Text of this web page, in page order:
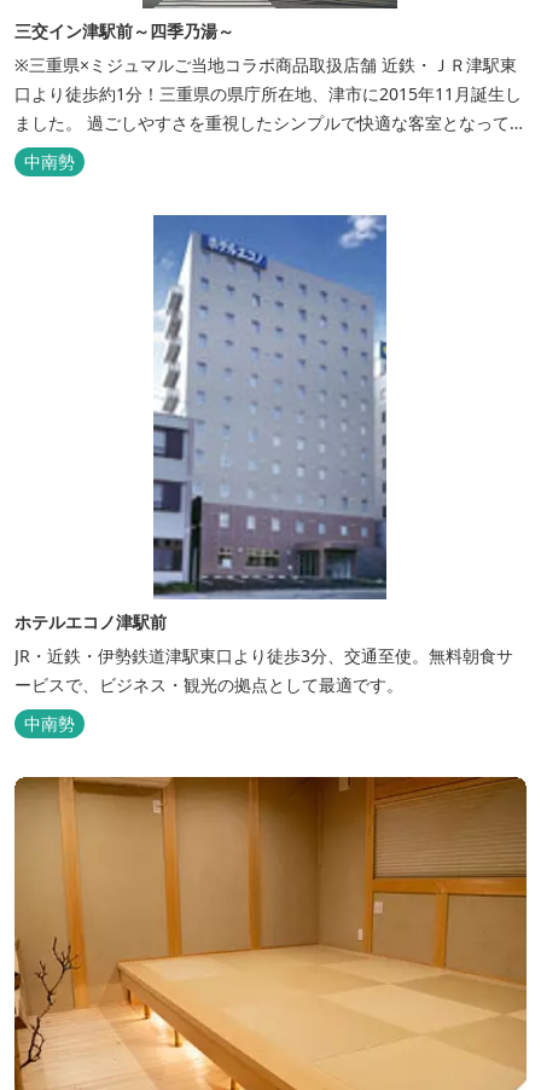
三交イン津駅前～四季乃湯～
※三重県×ミジュマルご当地コラボ商品取扱店舗 近鉄・ＪＲ津駅東
口より徒歩約1分！三重県の県庁所在地、津市に2015年11月誕生し
ました。 過ごしやすさを重視したシンプルで快適な客室となってお
り、ベッドはワイドなサイズで、羽毛布団をご用意。女性にやさし
いアメニティグッズを取り揃えており、連泊の方用にコインランド
リーもあります。 ご宿泊者専用の人工温泉大浴場「四季乃湯」で
中南勢
ホテルエコノ津駅前
JR・近鉄・伊勢鉄道津駅東口より徒歩3分、交通至使。無料朝食サ
ービスで、ビジネス・観光の拠点として最適です。
中南勢